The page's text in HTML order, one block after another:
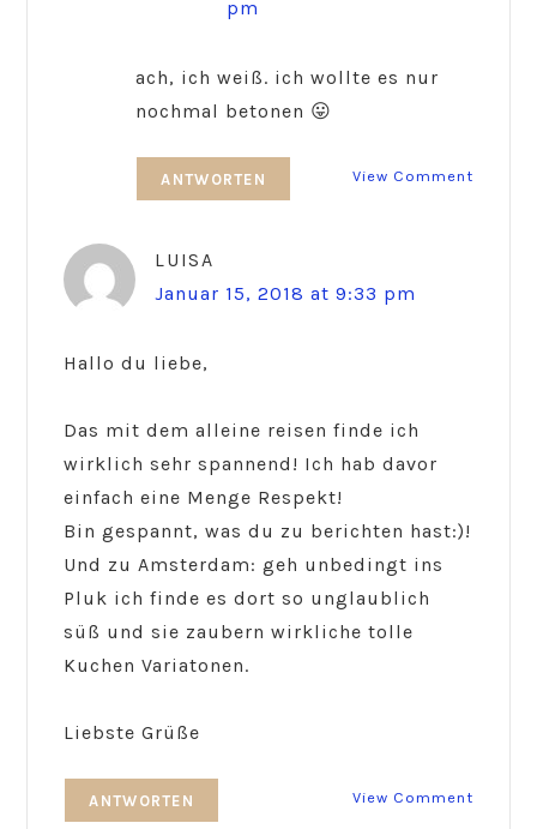
pm
ach, ich weiß. ich wollte es nur
nochmal betonen 😛
View Comment
ANTWORTEN
LUISA
Januar 15, 2018 at 9:33 pm
Hallo du liebe,
Das mit dem alleine reisen finde ich
wirklich sehr spannend! Ich hab davor
einfach eine Menge Respekt!
Bin gespannt, was du zu berichten hast:)!
Und zu Amsterdam: geh unbedingt ins
Pluk ich finde es dort so unglaublich
süß und sie zaubern wirkliche tolle
Kuchen Variatonen.
Liebste Grüße
View Comment
ANTWORTEN